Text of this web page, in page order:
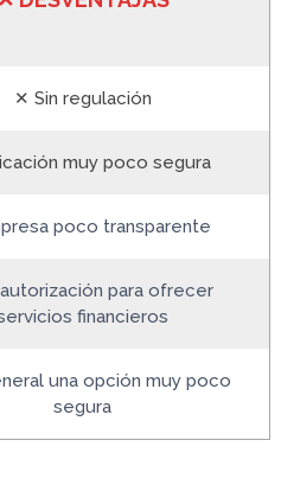
✕ Sin regulación
muy poco segura
poco transparente
para ofrecer
financieros
una opción muy poco
segura